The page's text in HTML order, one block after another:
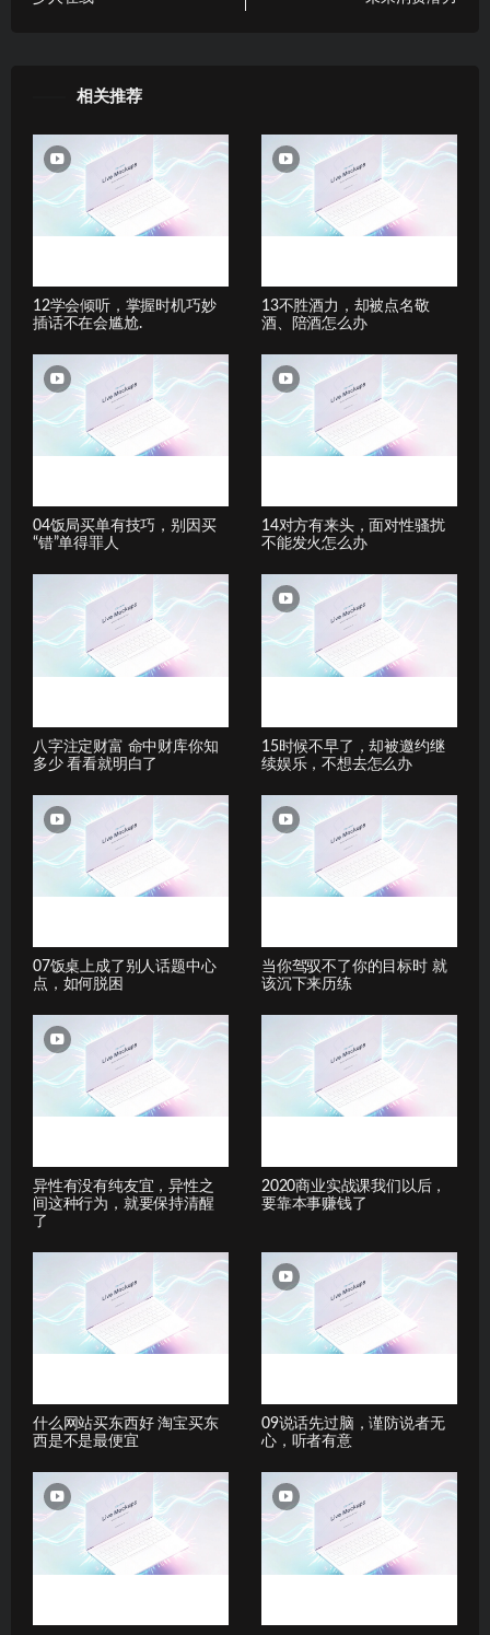
相关推荐
12学会倾听，掌握时机巧妙
插话不在会尴尬.
13不胜酒力，却被点名敬
酒、陪酒怎么办
04饭局买单有技巧，别因买
“错”单得罪人
14对方有来头，面对性骚扰
不能发火怎么办
八字注定财富 命中财库你知
多少 看看就明白了
15时候不早了，却被邀约继
续娱乐，不想去怎么办
07饭桌上成了别人话题中心
点，如何脱困
当你驾驭不了你的目标时 就
该沉下来历练
异性有没有纯友宜，异性之
间这种行为，就要保持清醒
了
2020商业实战课我们以后，
要靠本事赚钱了
什么网站买东西好 淘宝买东
西是不是最便宜
09说话先过脑，谨防说者无
心，听者有意